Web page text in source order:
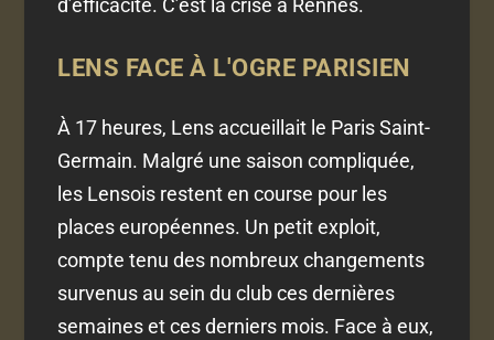
LENS FACE À L'OGRE PARISIEN
À 17 heures, Lens accueillait le Paris Saint-
Germain. Malgré une saison compliquée,
les Lensois restent en course pour les
places européennes. Un petit exploit,
compte tenu des nombreux changements
survenus au sein du club ces dernières
semaines et ces derniers mois. Face à eux,